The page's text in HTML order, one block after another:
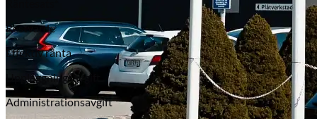
Restvärde
Effektiv ränta
Uppläggningsavgift
Administrationsavgift